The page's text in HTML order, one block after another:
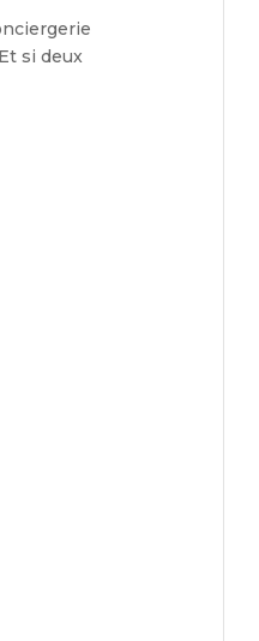
si deux